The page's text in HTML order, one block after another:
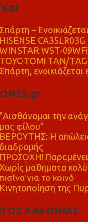
Σπάρτη –
HISENSE
WINSTAR WST-
TOYOTOMI TAN/
Σπάρτη,
"Αισθάνομαι την
μας φίλου"
ΒΕΡΟΥΤΗΣ: Η απώλεια
διαδρομής
ΠΡΟΣΟΧΗ! Παραμένει
Χωρίς μαθήματα
πισίνα για το κοινό
Κινητοποίηση της
ΛΑΚΩΝΙΑΣ